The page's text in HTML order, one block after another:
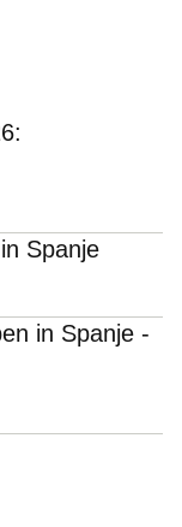
Spanje
in Spanje -